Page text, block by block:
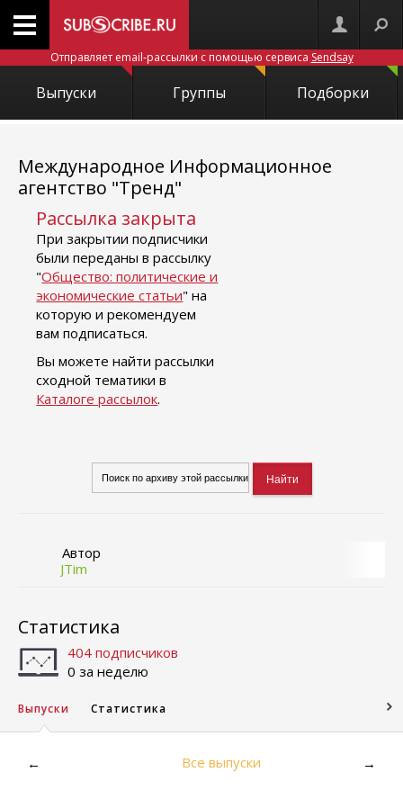
Отправляет email-рассылки с помощью сервиса Sendsay
Выпуски Группы Подборки
Международное Информационное
агентство "Тренд"
Рассылка закрыта
При закрытии подписчики
были переданы в рассылку
"Общество: политические и
экономические статьи" на
которую и рекомендуем
вам подписаться.
Вы можете найти рассылки
сходной тематики в
Каталоге рассылок.
Автор
JTim
Статистика
404 подписчиков
0 за неделю
Выпуски Статистика
← Все выпуски →